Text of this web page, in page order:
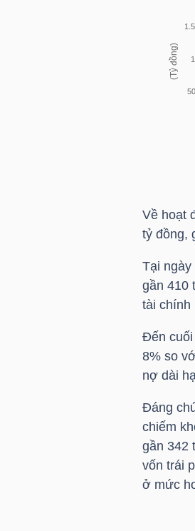
Về hoạt
tỷ đồng,
Tại ngày
gần 410
tài chính
Đến cuối
8% so
nợ dài
Đáng
chiếm
gần 342
vốn trái
ở mức